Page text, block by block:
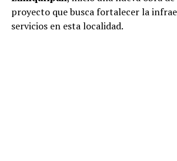
proyecto que busca fortalecer la
servicios en esta localidad.